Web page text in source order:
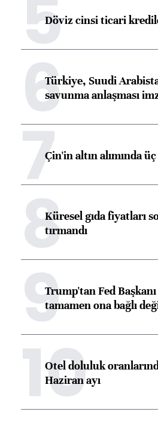
5Döviz cinsi ticari
6Türkiye, Suudi
savunma anlaşması
7Çin'in altın alımında
8Küresel gıda fiyatları
tırmandı
9Trump'tan Fed
tamamen ona bağlı
10
Otel doluluk
Haziran ayı